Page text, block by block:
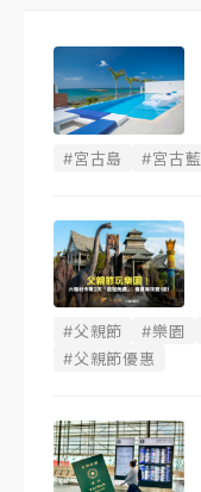
#宮古島 #宮古藍
#父親節 #樂園
#父親節優惠